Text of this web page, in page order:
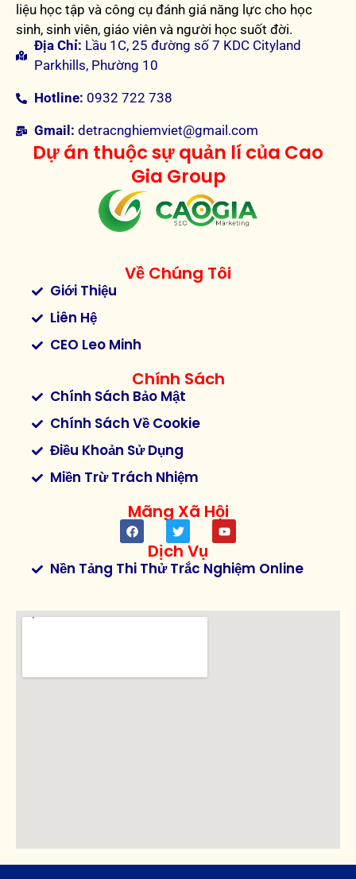
liệu học tập và công cụ đánh giá năng lực cho học
sinh, sinh viên, giáo viên và người học suốt đời.
Địa Chỉ: Lầu 1C, 25 đường số 7 KDC Cityland
Parkhills, Phường 10
Hotline: 0932 722 738
Gmail: detracnghiemviet@gmail.com
Dự án thuộc sự quản lí của Cao
Gia Group
Về Chúng Tôi
Giới Thiệu
Liên Hệ
CEO Leo Minh
Chính Sách
Chính Sách Bảo Mật
Chính Sách Về Cookie
Điều Khoản Sử Dụng
Miền Trừ Trách Nhiệm
Mãng Xã Hội
Dịch Vụ
Nền Tảng Thi Thử Trắc Nghiệm Online